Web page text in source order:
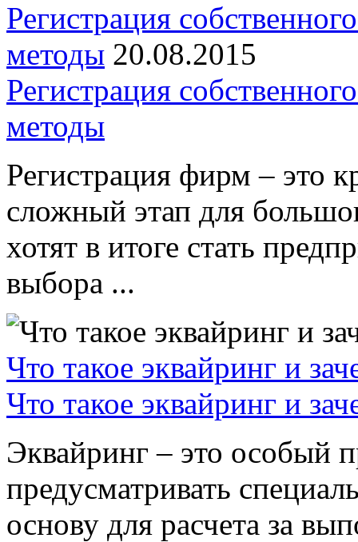
Регистрация
методы 20.08.2015
Регистрация
методы
Регистрация фирм – это
сложный этап для
хотят в итоге стать
выбора ...
Что такое эквайринг и
Что такое эквайринг и
Эквайринг – это особый
предусматривать
основу для расчета за